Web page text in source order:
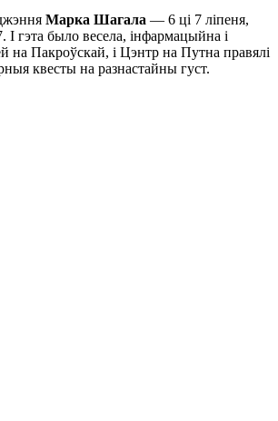
Марка Шагала — 6 ці 7 ліпеня,
І гэта было весела, інфармацыйна і
на Пакроўскай, і Цэнтр на Путна правялі
квесты на разнастайны густ.